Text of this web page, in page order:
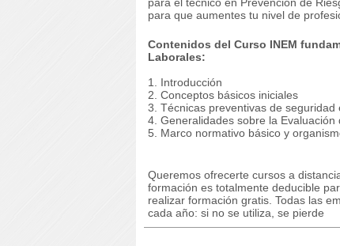
para que aumentes tu nivel de
Contenidos del Curso INEM
Laborales:
1. Introducción
2. Conceptos básicos iniciales
3. Técnicas preventivas de
4. Generalidades sobre la Evaluación
5. Marco normativo básico y
Queremos ofrecerte cursos a
formación es totalmente deducible
realizar formación gratis. Todas las
cada año: si no se utiliza, se pierde